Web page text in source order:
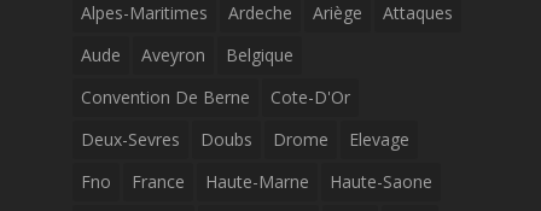
Alpes-Maritimes
Ardeche Ariège
Attaques
Aude
Aveyron
Belgique
Convention De Berne
Cote-D'Or
Deux-Sevres
Doubs Drome
Elevage
Fno
France Haute-Marne
Haute-Saone